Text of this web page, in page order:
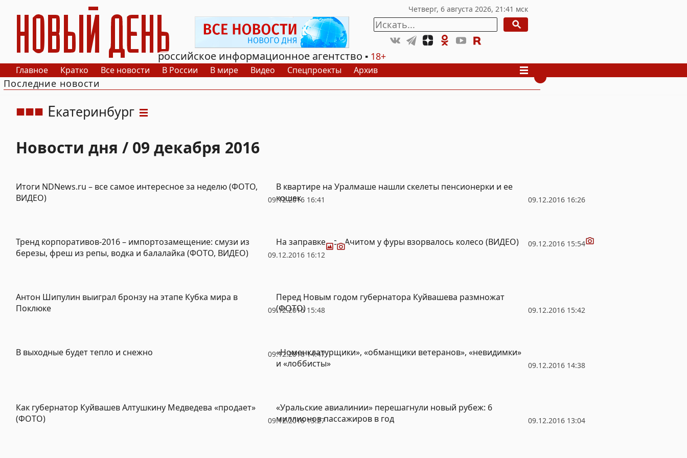
РИА Новый День
российское информационное агентство
18+
Главное Кратко Все новости В России В мире Видео Спецпроекты Архив
Последние новости
Екатеринбург
Новости дня / 09 декабря 2016
09.12.2016 16:41
Итоги NDNews.ru – все самое интересное за неделю (ФОТО,
ВИДЕО)
09.12.2016 16:26
В квартире на Уралмаше нашли скелеты пенсионерки и ее
кошек
09.12.2016 16:12
Тренд корпоративов-2016 – импортозамещение: смузи из
березы, фреш из репы, водка и балалайка (ФОТО, ВИДЕО)
ФотоВидео 09.12.2016 15:54
На заправке под Ачитом у фуры взорвалось колесо (ВИДЕО) Видео
09.12.2016 15:48
Антон Шипулин выиграл бронзу на этапе Кубка мира в
Поклюке
09.12.2016 15:42
Перед Новым годом губернатора Куйвашева размножат
(ФОТО)
09.12.2016 14:47
В выходные будет тепло и снежно
09.12.2016 14:38
«Номенклатурщики», «обманщики ветеранов», «невидимки»
и «лоббисты»
09.12.2016 13:27
Как губернатор Куйвашев Алтушкину Медведева «продает»
(ФОТО)
09.12.2016 13:04
«Уральские авиалинии» перешагнули новый рубеж: 6
миллионов пассажиров в год